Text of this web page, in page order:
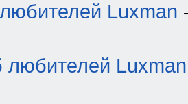
Luxman
любителей Luxman